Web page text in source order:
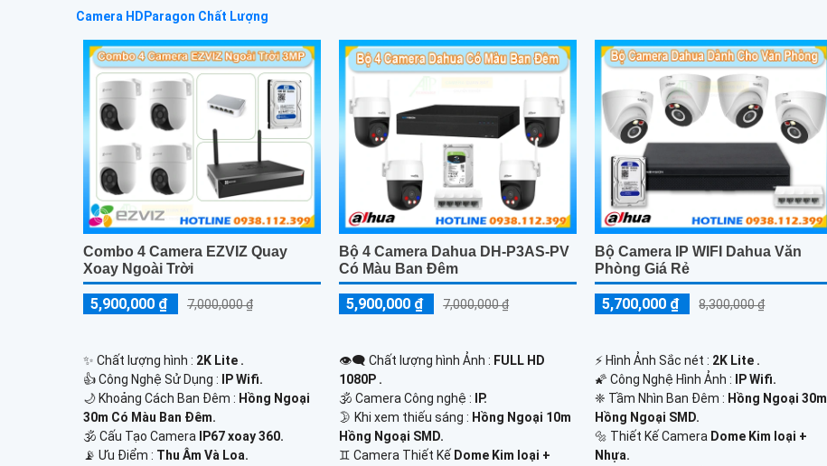
Camera HDParagon Chất Lượng
Combo 4 Camera EZVIZ Quay
Xoay Ngoài Trời
5,900,000 ₫ 7,000,000 ₫
✨ Chất lượng hình : 2K Lite .
👍 Công Nghệ Sử Dụng :
IP Wifi.
🌙 Khoảng Cách Ban Đêm : Hồng Ngoại
30m Có Màu Ban Ðêm.
🕉️ Cấu Tạo Camera
IP67 xoay 360.
️📡 Ưu Điểm : Thu Âm Và Loa.
Bộ 4 Camera Dahua DH-P3AS-PV
Có Màu Ban Đêm
5,900,000 ₫ 7,000,000 ₫
👁️‍🗨 Chất lượng hình Ảnh : FULL HD
1080P .
🕉️ Camera Công nghệ :
IP.
🌛 Khi xem thiếu sáng : Hồng Ngoại 10m
Hồng Ngoại SMD.
♊ Camera Thiết Kế Dome Kim loại +
Bộ Camera IP WIFI Dahua Văn
Phòng Giá Rẻ
5,700,000 ₫ 8,300,000 ₫
️⚡ Hình Ảnh Sắc nét : 2K Lite .
🌠 Công Nghệ Hình Ảnh :
IP Wifi.
❈ Tầm Nhìn Ban Đêm : Hồng Ngoại 30m
Hồng Ngoại SMD.
🔩 Thiết Kế Camera Dome Kim loại +
Nhựa.